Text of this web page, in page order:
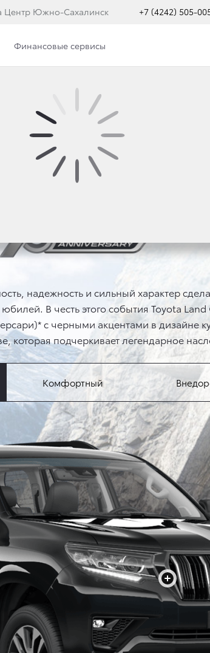
Центр Южно-Сахалинск +7 (4242) 505-
Финансовые сервисы
СЕРИЯ
CRUISER
надежность и сильный характер
В честь этого события Toyota
c черными акцентами в дизайне
которая подчеркивает легендарное
Комфортный
+